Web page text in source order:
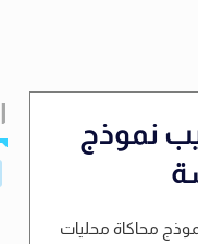
نموذج
محاكاة محليات